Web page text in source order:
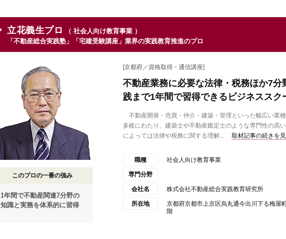
立花義生プロ
（ 社会人向け教育事業 ）
「不動産総合実践塾」「宅建受験講座」業界の実践教育推進のプロ
このプロの一番の強み
1年間で不動産関連7分野の
知識と実務を体系的に習得
[京都府／資格取得・通信講座]
不動産業務に必要な法律・税務ほか7分
践まで1年間で習得できるビジネススク
不動産開発・売買・仲介・建築・管理といった幅広い業
多岐にわたり、建築士や不動産鑑定士のような専門性の高
によっては法律や税務に関する理解...
取材記事の続きを
職種 社会人向け教育事業
専門分野
会社名 株式会社不動産総合実践教育研究所
所在地
京都府京都市上京区烏丸通今出川下る梅
階